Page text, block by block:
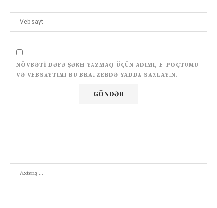
NÖVBƏTI DƏFƏ ŞƏRH YAZMAQ ÜÇÜN ADIMI, E-POÇTUMU
VƏ VEBSAYTIMI BU BRAUZERDƏ YADDA SAXLAYIN.